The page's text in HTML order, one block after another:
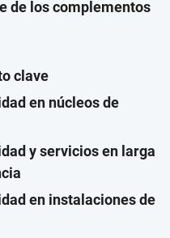
de los complementos
clave
en núcleos de
y servicios en larga
en instalaciones de